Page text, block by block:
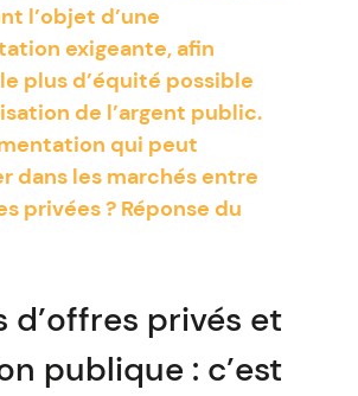
l’objet d’une
exigeante, afin
plus d’équité possible
de l’argent public.
qui peut
dans les marchés entre
privées ? Réponse du
d’offres privés et
publique : c’est